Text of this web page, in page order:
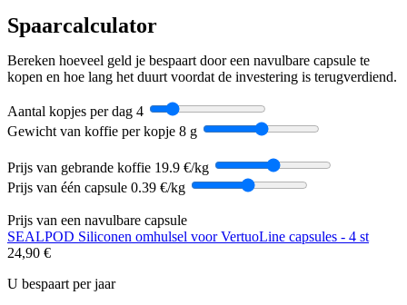
Spaarcalculator
Bereken hoeveel geld je bespaart door een navulbare capsule te
kopen en hoe lang het duurt voordat de investering is terugverdiend.
Aantal kopjes per dag 4
Gewicht van koffie per kopje 8 g
Prijs van gebrande koffie 19.9 €/kg
Prijs van één capsule 0.39 €/kg
Prijs van een navulbare capsule
SEALPOD Siliconen omhulsel voor VertuoLine capsules - 4 st
24,90 €
U bespaart per jaar